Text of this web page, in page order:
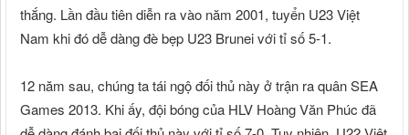
thắng. Lần đầu tiên diễn ra vào năm 2001, tuyển U23 Việt
Nam khi đó dễ dàng đè bẹp U23 Brunei với tỉ số 5-1.
12 năm sau, chúng ta tái ngộ đối thủ này ở trận ra quân SEA
Games 2013. Khi ấy, đội bóng của HLV Hoàng Văn Phúc đã